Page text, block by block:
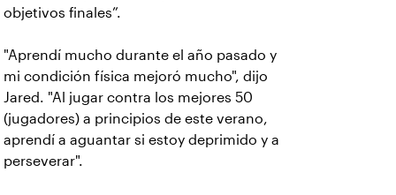
objetivos finales”.
"Aprendí mucho durante el año pasado y
mi condición física mejoró mucho", dijo
Jared. "Al jugar contra los mejores 50
(jugadores) a principios de este verano,
aprendí a aguantar si estoy deprimido y a
perseverar".